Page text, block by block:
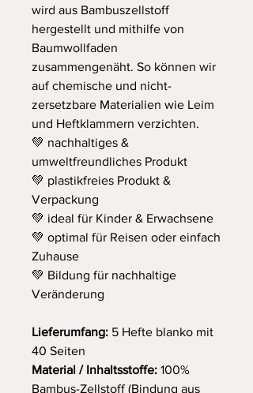
wird aus Bambuszellstoff
hergestellt und mithilfe von
Baumwollfaden
zusammengenäht. So können wir
auf chemische und nicht-
zersetzbare Materialien wie Leim
und Heftklammern verzichten.
💚 nachhaltiges &
umweltfreundliches Produkt
💚 plastikfreies Produkt &
Verpackung
💚 ideal für Kinder & Erwachsene
💚 optimal für Reisen oder einfach
Zuhause
💚 Bildung für nachhaltige
Veränderung
Lieferumfang: 5 Hefte blanko mit
40 Seiten
Material / Inhaltsstoffe: 100%
Bambus-Zellstoff (Bindung aus